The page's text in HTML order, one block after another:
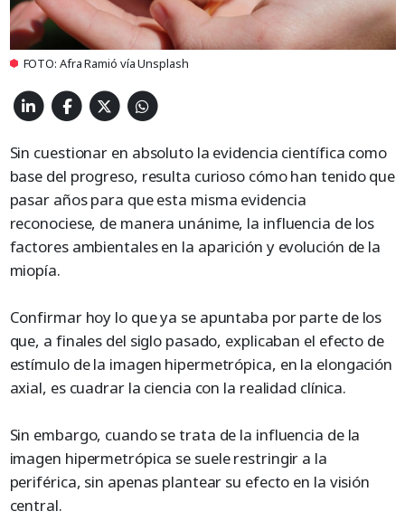
FOTO: Afra Ramió vía Unsplash
Sin cuestionar en absoluto la evidencia científica como
base del progreso, resulta curioso cómo han tenido que
pasar años para que esta misma evidencia
reconociese, de manera unánime, la influencia de los
factores ambientales en la aparición y evolución de la
miopía.
Confirmar hoy lo que ya se apuntaba por parte de los
que, a finales del siglo pasado, explicaban el efecto de
estímulo de la imagen hipermetrópica, en la elongación
axial, es cuadrar la ciencia con la realidad clínica.
Sin embargo, cuando se trata de la influencia de la
imagen hipermetrópica se suele restringir a la
periférica, sin apenas plantear su efecto en la visión
central.